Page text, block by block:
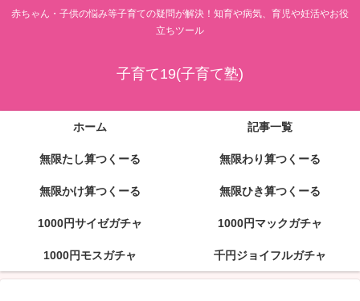
赤ちゃん・子供の悩み等子育ての疑問が解決！知育や病気、育児や妊活やお役
立ちツール
子育て19(子育て塾)
ホーム 記事一覧
無限たし算つくーる 無限わり算つくーる
無限かけ算つくーる 無限ひき算つくーる
1000円サイゼガチャ 1000円マックガチャ
1000円モスガチャ 千円ジョイフルガチャ